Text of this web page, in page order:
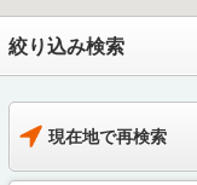
絞り込み検索
現在地で再検索